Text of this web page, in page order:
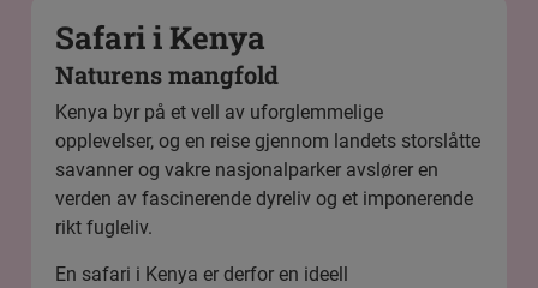
Safari i Kenya
Naturens mangfold
Kenya byr på et vell av uforglemmelige
opplevelser, og en reise gjennom landets storslåtte
savanner og vakre nasjonalparker avslører en
verden av fascinerende dyreliv og et imponerende
rikt fugleliv.
En safari i Kenya er derfor en ideell